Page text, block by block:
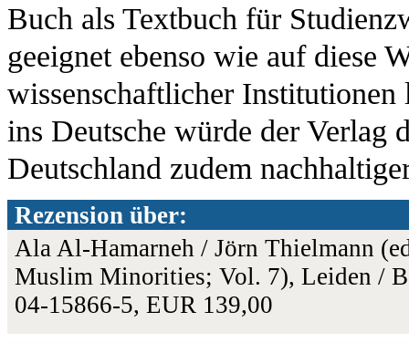
Buch als Textbuch für
geeignet ebenso wie auf diese
wissenschaftlicher
ins Deutsche würde der Verlag
Deutschland zudem
Rezension über:
Ala Al-Hamarneh / Jörn Thielmann
Muslim Minorities; Vol. 7), Leiden /
04-15866-5, EUR 139,00